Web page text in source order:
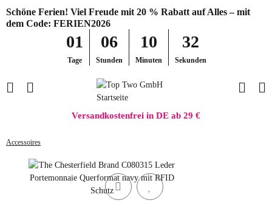
Schöne Ferien! Viel Freude mit 20 % Rabatt auf Alles – mit
dem Code: FERIEN2026
01
Tage
06
Stunden
10
Minuten
32
Sekunden
Versandkostenfrei in DE ab 29 €
Accessoires